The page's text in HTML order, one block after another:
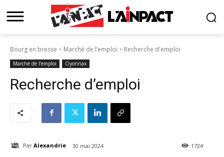
Bourg en bresse Marché de l’emploi Recherche d'emploi
Marché de l’emploi Oyonnax
Recherche d’emploi
Par Alexandrie 30 mai 2024 1724